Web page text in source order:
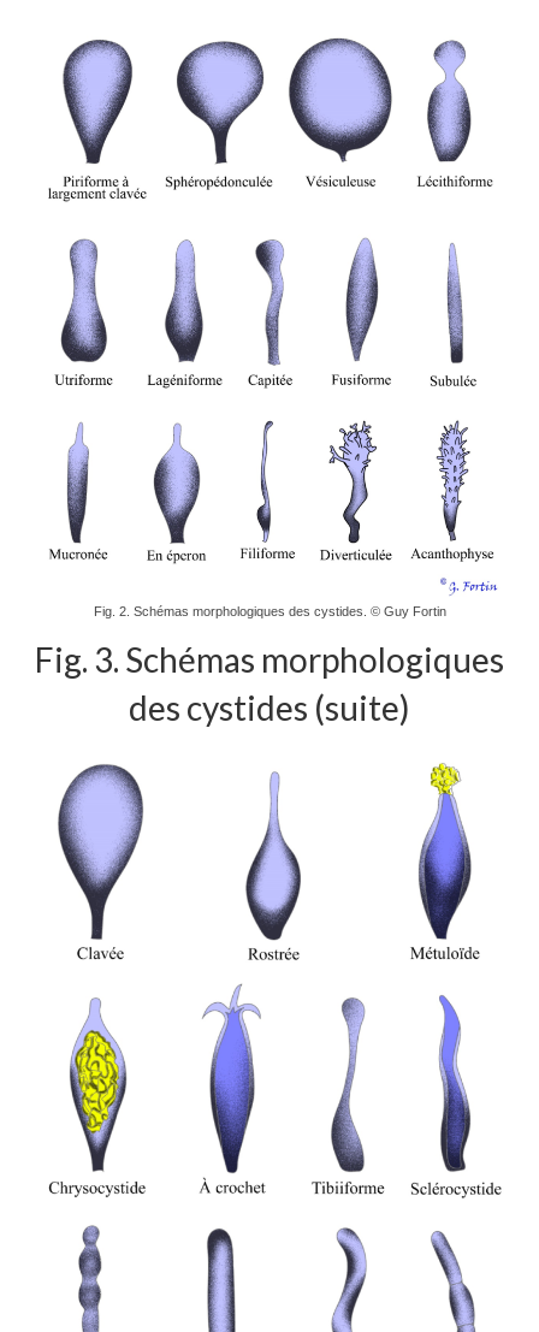
Fig. 2. Schémas morphologiques des cystides. © Guy Fortin
Fig. 3. Schémas morphologiques
des cystides (suite)